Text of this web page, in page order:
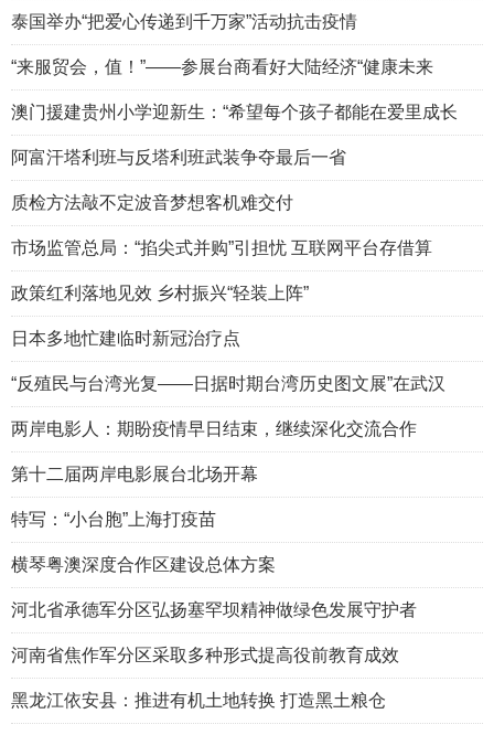
泰国举办“把爱心传递到千万家”活动抗击疫情
“来服贸会，值！”——参展台商看好大陆经济“健康未来
澳门援建贵州小学迎新生：“希望每个孩子都能在爱里成长
阿富汗塔利班与反塔利班武装争夺最后一省
质检方法敲不定波音梦想客机难交付
市场监管总局：“掐尖式并购”引担忧 互联网平台存借算
政策红利落地见效 乡村振兴“轻装上阵”
日本多地忙建临时新冠治疗点
“反殖民与台湾光复——日据时期台湾历史图文展”在武汉
两岸电影人：期盼疫情早日结束，继续深化交流合作
第十二届两岸电影展台北场开幕
特写：“小台胞”上海打疫苗
横琴粤澳深度合作区建设总体方案
河北省承德军分区弘扬塞罕坝精神做绿色发展守护者
河南省焦作军分区采取多种形式提高役前教育成效
黑龙江依安县：推进有机土地转换 打造黑土粮仓